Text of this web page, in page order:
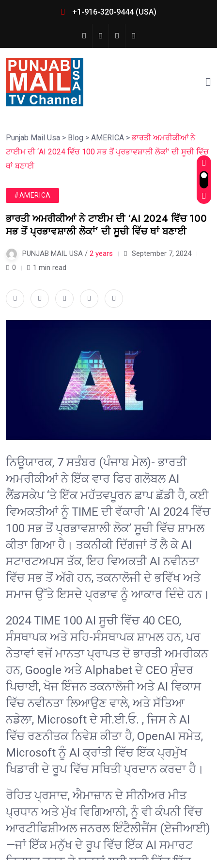
+1-916-320-9444 (USA)
Punjab Mail Usa > Blog > AMERICA >ਭਾਰਤੀ ਅਮਰੀਕੀਆਂ ਨੇ
ਟਾਈਮ ਦੀ ‘AI 2024 ਵਿੱਚ 100 ਸਭ ਤੋਂ ਪ੍ਰਭਾਵਸ਼ਾਲੀ ਲੋਕਾਂ’ ਦੀ ਸੂਚੀ ਵਿੱਚ
ਥਾਂ ਬਣਾਈ
#AMERICA
ਭਾਰਤੀ ਅਮਰੀਕੀਆਂ ਨੇ ਟਾਈਮ ਦੀ ‘AI 2024 ਵਿੱਚ 100
ਸਭ ਤੋਂ ਪ੍ਰਭਾਵਸ਼ਾਲੀ ਲੋਕਾਂ’ ਦੀ ਸੂਚੀ ਵਿੱਚ ਥਾਂ ਬਣਾਈ
PUNJAB MAIL USA / 2 years
September 7, 2024
0
1 min read
ਨਿਊਯਾਰਕ, 7 ਸਤੰਬਰ (ਪੰਜਾਬ ਮੇਲ)-ਭਾਰਤੀ
ਅਮਰੀਕੀਆਂ ਨੇ ਇੱਕ ਵਾਰ ਫਿਰ ਗਲੋਬਲ AI
ਲੈਂਡਸਕੇਪ ‘ਤੇ ਇੱਕ ਮਹੱਤਵਪੂਰਨ ਛਾਪ ਛੱਡੀ ਹੈ, ਕਈ
ਵਿਅਕਤੀਆਂ ਨੂੰ TIME ਦੀ ਵੱਕਾਰੀ ‘AI 2024 ਵਿੱਚ
100 ਸਭ ਤੋਂ ਪ੍ਰਭਾਵਸ਼ਾਲੀ ਲੋਕ’ ਸੂਚੀ ਵਿੱਚ ਸ਼ਾਮਲ
ਕੀਤਾ ਗਿਆ ਹੈ। ਤਕਨੀਕੀ ਦਿੱਗਜਾਂ ਤੋਂ ਲੈ ਕੇ AI
ਸਟਾਰਟਅਪਸ ਤੱਕ, ਇਹ ਵਿਅਕਤੀ AI ਨਵੀਨਤਾ
ਵਿੱਚ ਸਭ ਤੋਂ ਅੱਗੇ ਹਨ, ਤਕਨਾਲੋਜੀ ਦੇ ਭਵਿੱਖ ਅਤੇ
ਸਮਾਜ ਉੱਤੇ ਇਸਦੇ ਪ੍ਰਭਾਵ ਨੂੰ ਆਕਾਰ ਦਿੰਦੇ ਹਨ।
2024 TIME 100 AI ਸੂਚੀ ਵਿੱਚ 40 CEO,
ਸੰਸਥਾਪਕ ਅਤੇ ਸਹਿ-ਸੰਸਥਾਪਕ ਸ਼ਾਮਲ ਹਨ, ਪਰ
ਨੇਤਾਵਾਂ ਵਜੋਂ ਮਾਨਤਾ ਪ੍ਰਾਪਤ ਦੋ ਭਾਰਤੀ ਅਮਰੀਕਨ
ਹਨ, Google ਅਤੇ Alphabet ਦੇ CEO ਸੁੰਦਰ
ਪਿਚਾਈ, ਖੋਜ ਇੰਜਨ ਤਕਨਾਲੋਜੀ ਅਤੇ AI ਵਿਕਾਸ
ਵਿੱਚ ਨਵੀਨਤਾ ਲਿਆਉਣ ਵਾਲੇ, ਅਤੇ ਸੱਤਿਆ
ਨਡੇਲਾ, Microsoft ਦੇ ਸੀ.ਈ.ਓ. , ਜਿਸ ਨੇ AI
ਵਿੱਚ ਰਣਨੀਤਕ ਨਿਵੇਸ਼ ਕੀਤਾ ਹੈ, OpenAI ਸਮੇਤ,
Microsoft ਨੂੰ AI ਕ੍ਰਾਂਤੀ ਵਿੱਚ ਇੱਕ ਪ੍ਰਮੁੱਖ
ਖਿਡਾਰੀ ਦੇ ਰੂਪ ਵਿੱਚ ਸਥਿਤੀ ਪ੍ਰਦਾਨ ਕਰਦਾ ਹੈ।
ਰੋਹਿਤ ਪ੍ਰਸਾਦ, ਐਮਾਜ਼ਾਨ ਦੇ ਸੀਨੀਅਰ ਮੀਤ
ਪ੍ਰਧਾਨ ਅਤੇ ਮੁੱਖ ਵਿਗਿਆਨੀ, ਨੂੰ ਵੀ ਕੰਪਨੀ ਵਿੱਚ
ਆਰਟੀਫਿਸ਼ੀਅਲ ਜਨਰਲ ਇੰਟੈਲੀਜੈਂਸ (ਏਜੀਆਈ)
—ਜਾਂ ਇੱਕ ਮਨੁੱਖ ਦੇ ਰੂਪ ਵਿੱਚ ਇੱਕ AI ਸਮਾਰਟ